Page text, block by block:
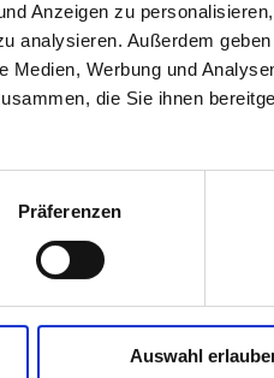
Anzeigen zu
analysieren. Außerdem
Medien, Werbung und
die Sie ihnen
Präferenzen
Auswahl
Dosierung:
2-3 kg in 100